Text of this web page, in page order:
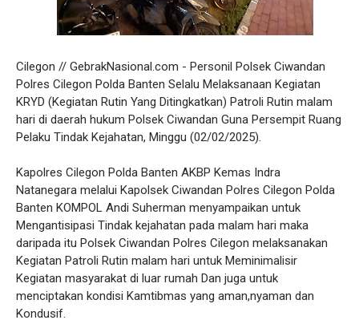
Cilegon // GebrakNasional.com - Personil Polsek Ciwandan
Polres Cilegon Polda Banten Selalu Melaksanaan Kegiatan
KRYD (Kegiatan Rutin Yang Ditingkatkan) Patroli Rutin malam
hari di daerah hukum Polsek Ciwandan Guna Persempit Ruang
Pelaku Tindak Kejahatan, Minggu (02/02/2025).
Kapolres Cilegon Polda Banten AKBP Kemas Indra
Natanegara melalui Kapolsek Ciwandan Polres Cilegon Polda
Banten KOMPOL Andi Suherman menyampaikan untuk
Mengantisipasi Tindak kejahatan pada malam hari maka
daripada itu Polsek Ciwandan Polres Cilegon melaksanakan
Kegiatan Patroli Rutin malam hari untuk Meminimalisir
Kegiatan masyarakat di luar rumah Dan juga untuk
menciptakan kondisi Kamtibmas yang aman,nyaman dan
Kondusif.